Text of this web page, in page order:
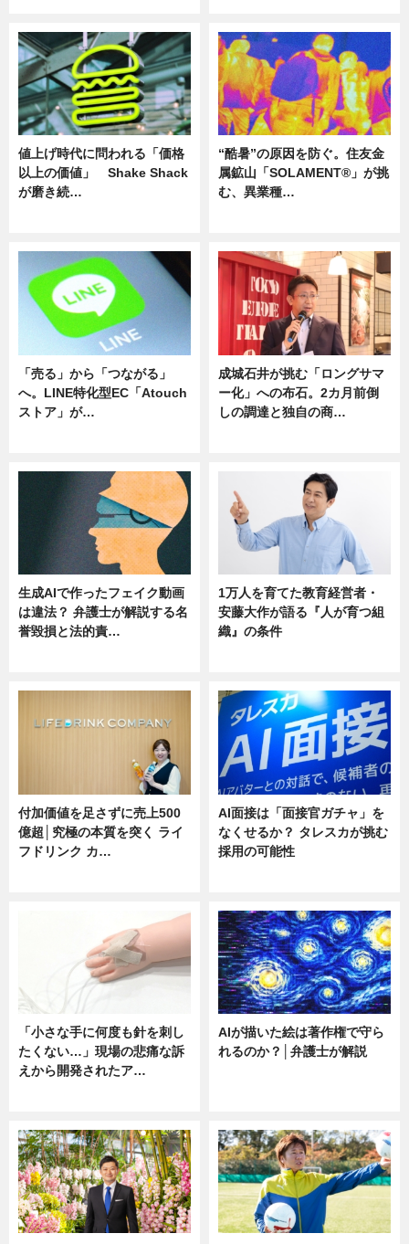
値上げ時代に問われる「価格
以上の価値」 Shake Shack
が磨き続…
“酷暑”の原因を防ぐ。住友金
属鉱山「SOLAMENT®」が挑
む、異業種…
「売る」から「つながる」
へ。LINE特化型EC「Atouch
ストア」が…
成城石井が挑む「ロングサマ
ー化」への布石。2カ月前倒
しの調達と独自の商…
生成AIで作ったフェイク動画
は違法？ 弁護士が解説する名
誉毀損と法的責…
1万人を育てた教育経営者・
安藤大作が語る『人が育つ組
織』の条件
付加価値を足さずに売上500
億超│究極の本質を突く ライ
フドリンク カ…
AI面接は「面接官ガチャ」を
なくせるか？ タレスカが挑む
採用の可能性
「小さな手に何度も針を刺し
たくない…」現場の悲痛な訴
えから開発されたア…
AIが描いた絵は著作権で守ら
れるのか？│弁護士が解説